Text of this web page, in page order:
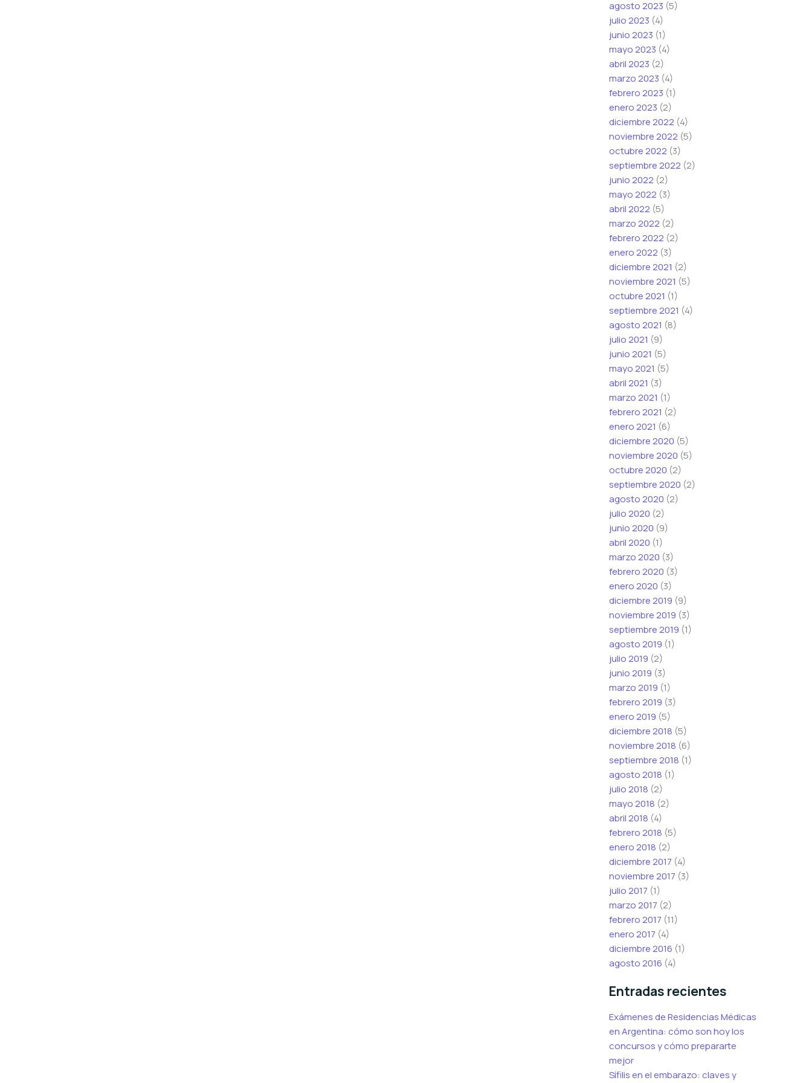
agosto 2023 (5)
julio 2023 (4)
junio 2023 (1)
mayo 2023 (4)
abril 2023 (2)
marzo 2023 (4)
febrero 2023 (1)
enero 2023 (2)
diciembre 2022 (4)
noviembre 2022 (5)
octubre 2022 (3)
septiembre 2022 (2)
junio 2022 (2)
mayo 2022 (3)
abril 2022 (5)
marzo 2022 (2)
febrero 2022 (2)
enero 2022 (3)
diciembre 2021 (2)
noviembre 2021 (5)
octubre 2021 (1)
septiembre 2021 (4)
agosto 2021 (8)
julio 2021 (9)
junio 2021 (5)
mayo 2021 (5)
abril 2021 (3)
marzo 2021 (1)
febrero 2021 (2)
enero 2021 (6)
diciembre 2020 (5)
noviembre 2020 (5)
octubre 2020 (2)
septiembre 2020 (2)
agosto 2020 (2)
julio 2020 (2)
junio 2020 (9)
abril 2020 (1)
marzo 2020 (3)
febrero 2020 (3)
enero 2020 (3)
diciembre 2019 (9)
noviembre 2019 (3)
septiembre 2019 (1)
agosto 2019 (1)
julio 2019 (2)
junio 2019 (3)
marzo 2019 (1)
febrero 2019 (3)
enero 2019 (5)
diciembre 2018 (5)
noviembre 2018 (6)
septiembre 2018 (1)
agosto 2018 (1)
julio 2018 (2)
mayo 2018 (2)
abril 2018 (4)
febrero 2018 (5)
enero 2018 (2)
diciembre 2017 (4)
noviembre 2017 (3)
julio 2017 (1)
marzo 2017 (2)
febrero 2017 (11)
enero 2017 (4)
diciembre 2016 (1)
agosto 2016 (4)
Entradas recientes
Exámenes de Residencias Médicas
en Argentina: cómo son hoy los
concursos y cómo prepararte
mejor
Sífilis en el embarazo: claves y